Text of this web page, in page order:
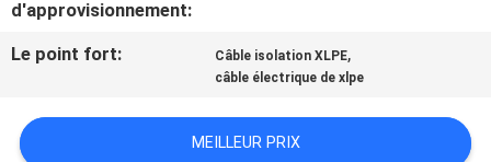
QUALITÉ
CONTACT
d'approvisionnement:
Le point fort: Câble isolation XLPE,
câble électrique de xlpe
MEILLEUR PRIX